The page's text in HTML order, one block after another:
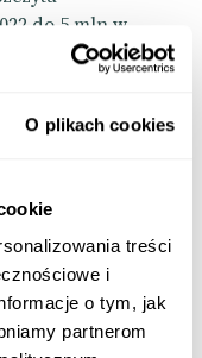
O plikach cookies
treści
i
o tym, jak
partnerom
do 5 mln w
podkreśla, że
co daje
wyczuleni na